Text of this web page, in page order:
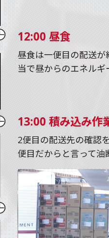
12:00 昼食
昼食は一便目の配送
当で昼からのエネルギ
13:00 積み込み作
2便目の配送先の確認
便目だからと言って油